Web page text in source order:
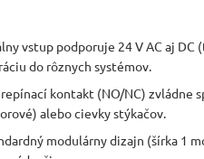
vstup podporuje 24 V AC aj DC
do rôznych systémov.
kontakt (NO/NC) zvládne
alebo cievky stýkačov.
modulárny dizajn (šírka 1